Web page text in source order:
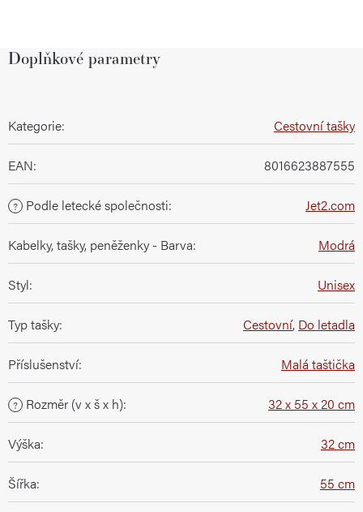
Doplňkové parametry
Kategorie: Cestovní tašky
EAN: 8016623887555
? Podle letecké společnosti: Jet2.com
Kabelky, tašky, peněženky - Barva: Modrá
Styl: Unisex
Typ tašky: Cestovní, Do letadla
Příslušenství: Malá taštička
? Rozměr (v x š x h): 32 x 55 x 20 cm
Výška: 32 cm
Šířka: 55 cm